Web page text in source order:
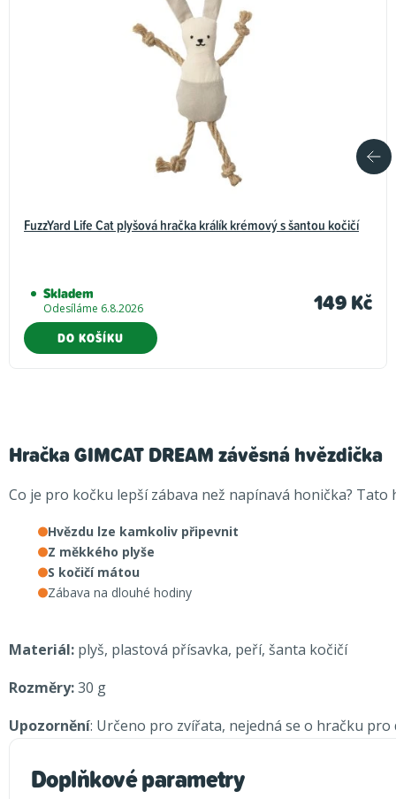
FuzzYard Life Cat plyšová hračka králík krémový s šantou kočičí
Skladem
Odesíláme 6.8.2026 149 Kč
DO KOŠÍKU
Hračka GIMCAT DREAM závěsná hvězdička
Co je pro kočku lepší zábava než napínavá honička?
Hvězdu lze kamkoliv připevnit
Z měkkého plyše
S kočičí mátou
Zábava na dlouhé hodiny
Materiál: plyš, plastová přísavka, peří, šanta kočičí
Rozměry:30 g
Upozornění: Určeno pro zvířata, nejedná se o hračku pro
Doplňkové parametry